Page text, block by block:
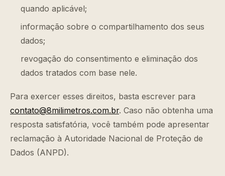
quando aplicável;
informação sobre o compartilhamento dos seus
dados;
revogação do consentimento e eliminação dos
dados tratados com base nele.
Para exercer esses direitos, basta escrever para
contato@8milimetros.com.br. Caso não obtenha uma
resposta satisfatória, você também pode apresentar
reclamação à Autoridade Nacional de Proteção de
Dados (ANPD).